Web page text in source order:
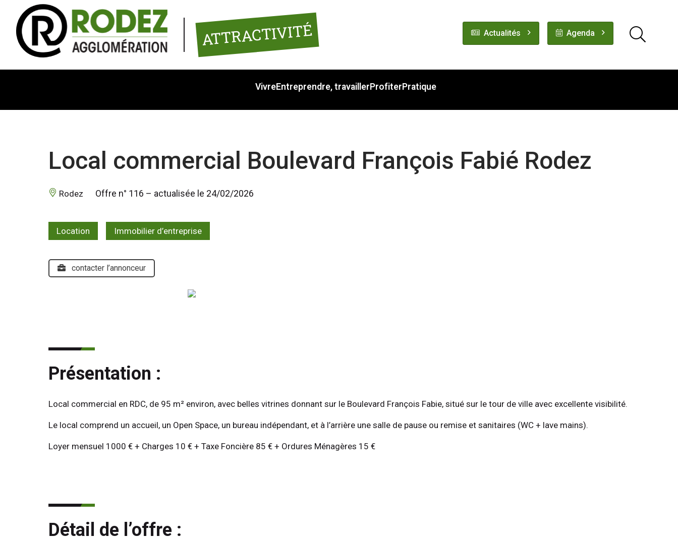
Panneau de gestion des cookies
ATTRACTIVITÉ Actualités Agenda
VivreEntreprendre, travailler Profiter Pratique
Local commercial Boulevard François Fabié Rodez
Rodez Offre n° 116 – actualisée le 24/02/2026
Location Immobilier d’entreprise
contacter l’annonceur
Présentation :
Local commercial en RDC, de 95 m² environ, avec belles vitrines donnant sur le Boulevard François Fabie, situé sur le tour de ville avec excellente visibilité.
Le local comprend un accueil, un Open Space, un bureau indépendant, et à l’arrière une salle de pause ou remise et sanitaires (WC + lave mains).
Loyer mensuel 1000 € + Charges 10 € + Taxe Foncière 85 € + Ordures Ménagères 15 €
Détail de l’offre :